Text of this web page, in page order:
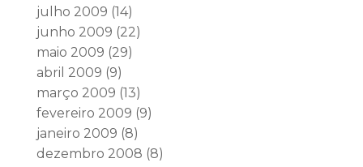
julho 2009 (14)
junho 2009 (22)
maio 2009 (29)
abril 2009 (9)
março 2009 (13)
fevereiro 2009 (9)
janeiro 2009 (8)
dezembro 2008 (8)